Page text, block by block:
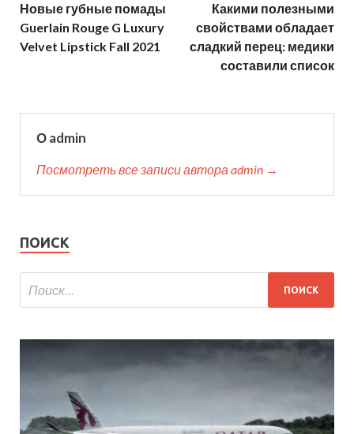
Новые губные помады
Guerlain Rouge G Luxury
Velvet Lipstick Fall 2021
Какими полезными
свойствами обладает
сладкий перец: медики
составили список
О admin
Посмотреть все записи автора admin →
ПОИСК